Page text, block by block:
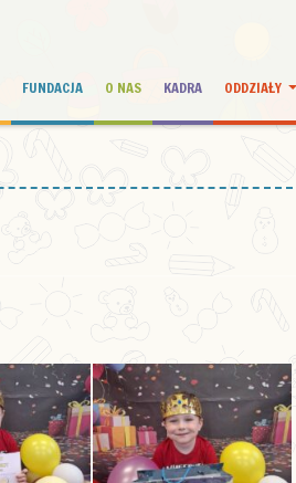
FUNDACJA O NAS KADRA ODDZIAŁY